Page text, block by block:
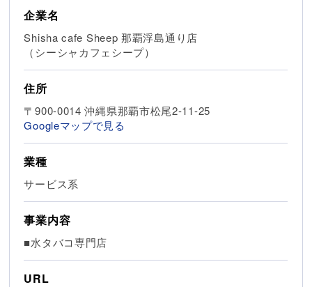
企業名
Shisha cafe Sheep 那覇浮島通り店
（シーシャカフェシープ）
住所
〒900-0014 沖縄県那覇市松尾2-11-25
Googleマップで見る
業種
サービス系
事業内容
■水タバコ専門店
URL